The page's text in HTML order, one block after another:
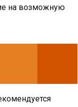
на возможную